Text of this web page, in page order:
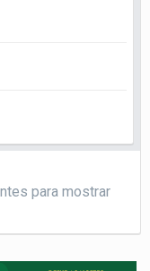
para mostrar